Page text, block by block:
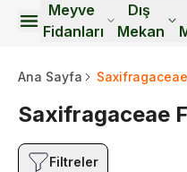
Meyve
Fidanları
Dış
Mekan
Ana Sayfa
Saxifragaceae
Filtreler